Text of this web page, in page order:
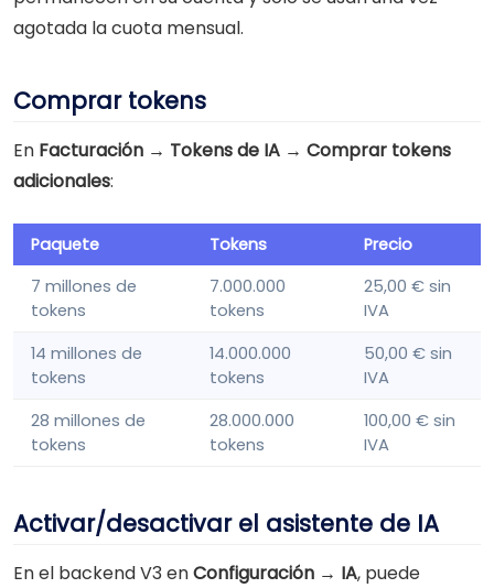
agotada la cuota mensual.
Comprar tokens
En Facturación → Tokens de IA → Comprar tokens
adicionales:
Paquete Tokens
Precio
7 millones de
tokens
7.000.000
tokens
25,00 € sin
IVA
14 millones de
tokens
14.000.000
tokens
50,00 € sin
IVA
28 millones de
tokens
28.000.000
tokens
100,00 € sin
IVA
Activar/desactivar el asistente de IA
En el backend V3 enConfiguración → IA, puede